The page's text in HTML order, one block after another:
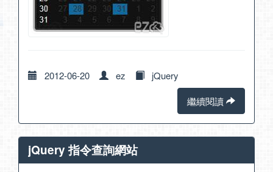
2012-06-20 ez
jQuery
繼續閱讀
jQuery 指令查詢網站